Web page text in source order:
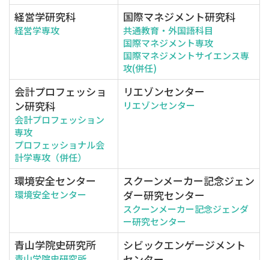
経営学研究科
経営学専攻
国際マネジメント研究科
共通教育・外国語科目
国際マネジメント専攻
国際マネジメントサイエンス専
攻(併任)
会計プロフェッショ
ン研究科
会計プロフェッション
専攻
プロフェッショナル会
計学専攻（併任）
リエゾンセンター
リエゾンセンター
環境安全センター
環境安全センター
スクーンメーカー記念ジェン
ダー研究センター
スクーンメーカー記念ジェンダ
ー研究センター
青山学院史研究所
シビックエンゲージメント